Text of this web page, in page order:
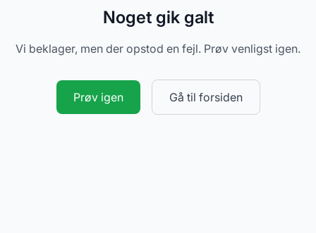
Noget gik galt
Vi beklager, men der opstod en fejl. Prøv venligst igen.
Prøv igen Gå til forsiden